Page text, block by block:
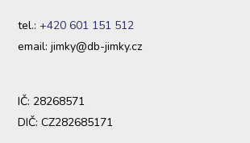
tel.: +420 601 151 512
email: jimky@db-jimky.cz
IČ: 28268571
DIČ: CZ282685171